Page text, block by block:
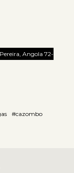
Angola 72-
#cazombo